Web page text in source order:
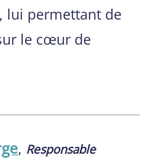
lui permettant de
le cœur de
, Responsable